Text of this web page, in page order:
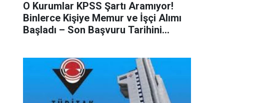
O Kurumlar KPSS Şartı Aramıyor!
Binlerce Kişiye Memur ve İşçi Alımı
Başladı – Son Başvuru Tarihini